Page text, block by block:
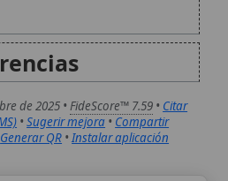
Misiones es una jornada
y la vida de
en el impulso pastoral de